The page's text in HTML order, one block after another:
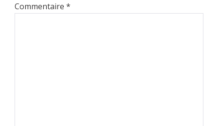
Commentaire *